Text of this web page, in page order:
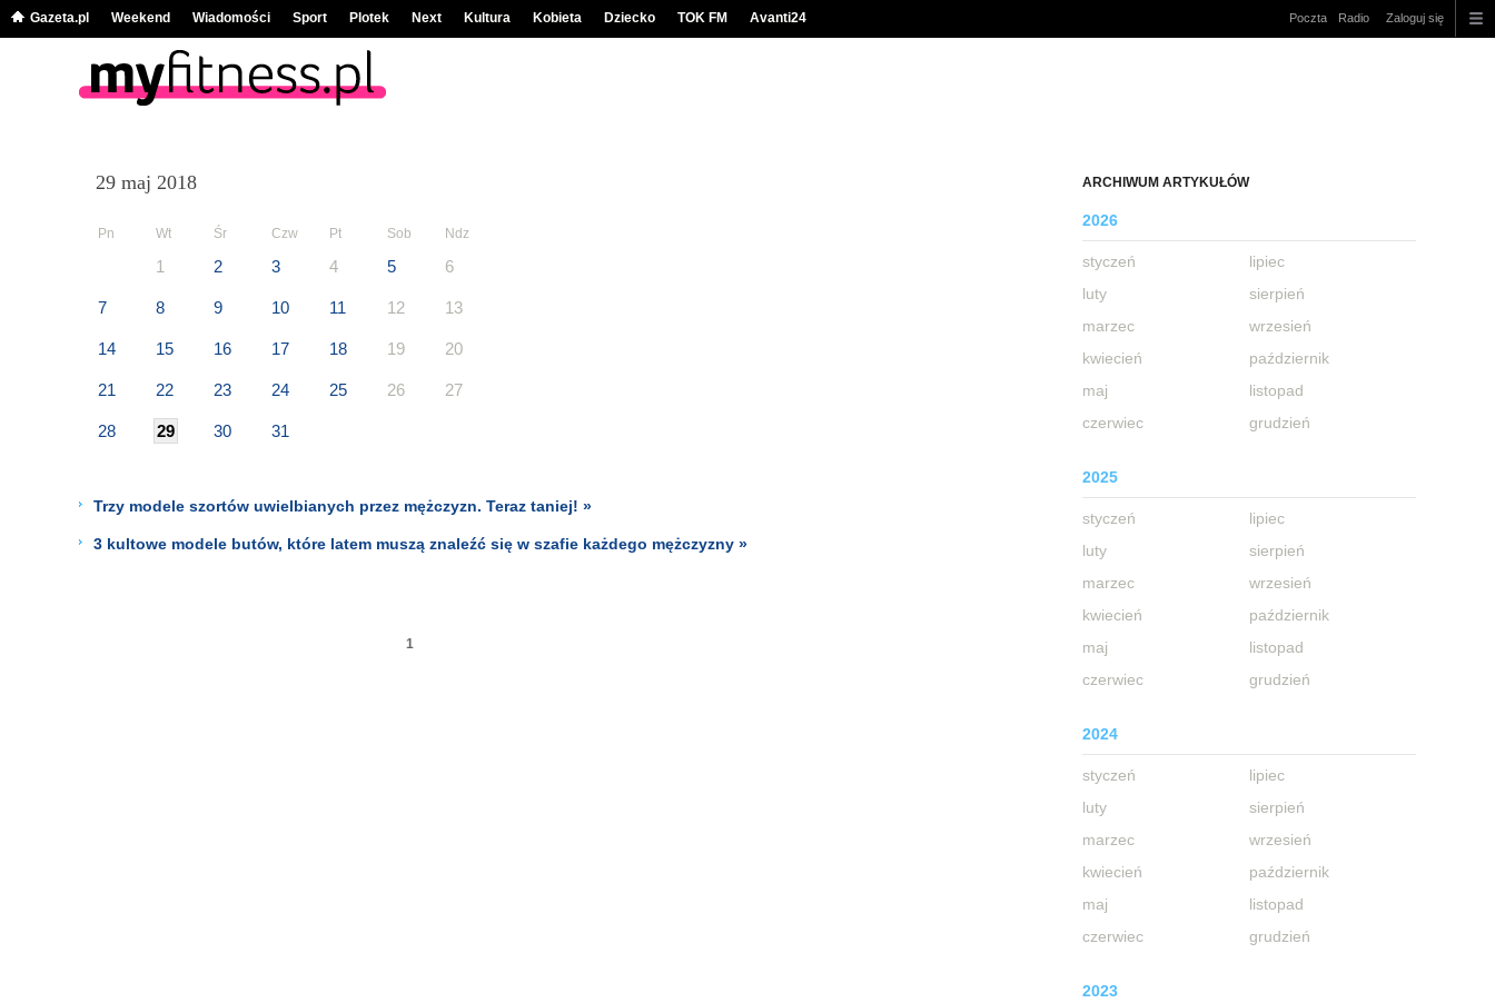
Gazeta.pl Weekend Wiadomości Sport Plotek Next Kultura Kobieta Dziecko TOK FM Avanti24 Poczta Radio Zaloguj się
ARCHIWUM ARTYKUŁÓW
2026
styczeń
luty
marzec
kwiecień
maj
czerwiec
lipiec
sierpień
wrzesień
październik
listopad
grudzień
2025
styczeń
luty
marzec
kwiecień
maj
czerwiec
lipiec
sierpień
wrzesień
październik
listopad
grudzień
2024
styczeń
luty
marzec
kwiecień
maj
czerwiec
lipiec
sierpień
wrzesień
październik
listopad
grudzień
2023
29 maj 2018
Pn Wt Śr Czw Pt Sob Ndz
1 2 3 4 5 6
7 8 9 10 11 12 13
14 15 16 17 18 19 20
21 22 23 24 25 26 27
28 29 30 31
Trzy modele szortów uwielbianych przez mężczyzn. Teraz taniej! »
3 kultowe modele butów, które latem muszą znaleźć się w szafie każdego mężczyzny »
1